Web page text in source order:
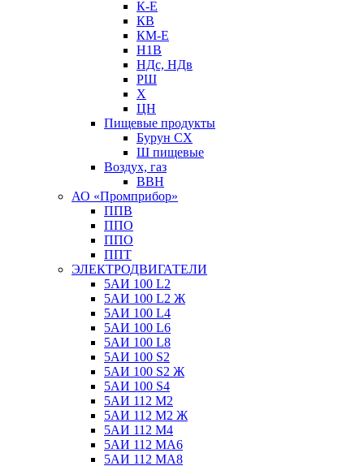
К-Е
КВ
КМ-Е
Н1В
НДс, НДв
РШ
Х
ЦН
Пищевые продукты
Бурун СХ
Ш пищевые
Воздух, газ
ВВН
АО «Промприбор»
ППВ
ППО
ППО
ППТ
ЭЛЕКТРОДВИГАТЕЛИ
5АИ 100 L2
5АИ 100 L2 Ж
5АИ 100 L4
5АИ 100 L6
5АИ 100 L8
5АИ 100 S2
5АИ 100 S2 Ж
5АИ 100 S4
5АИ 112 М2
5АИ 112 М2 Ж
5АИ 112 М4
5АИ 112 МА6
5АИ 112 МА8